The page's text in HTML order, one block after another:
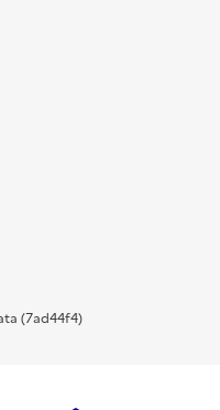
(7ad44f4)